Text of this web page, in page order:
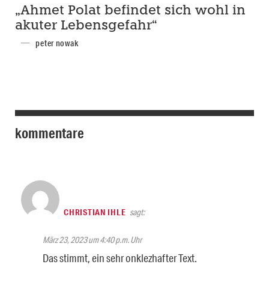
„Ahmet Polat befindet sich wohl in
akuter Lebensgefahr“
peter nowak
kommentare
CHRISTIAN IHLE sagt:
März 23, 2023 um 4:40 p.m. Uhr
Das stimmt, ein sehr onklezhafter Text.